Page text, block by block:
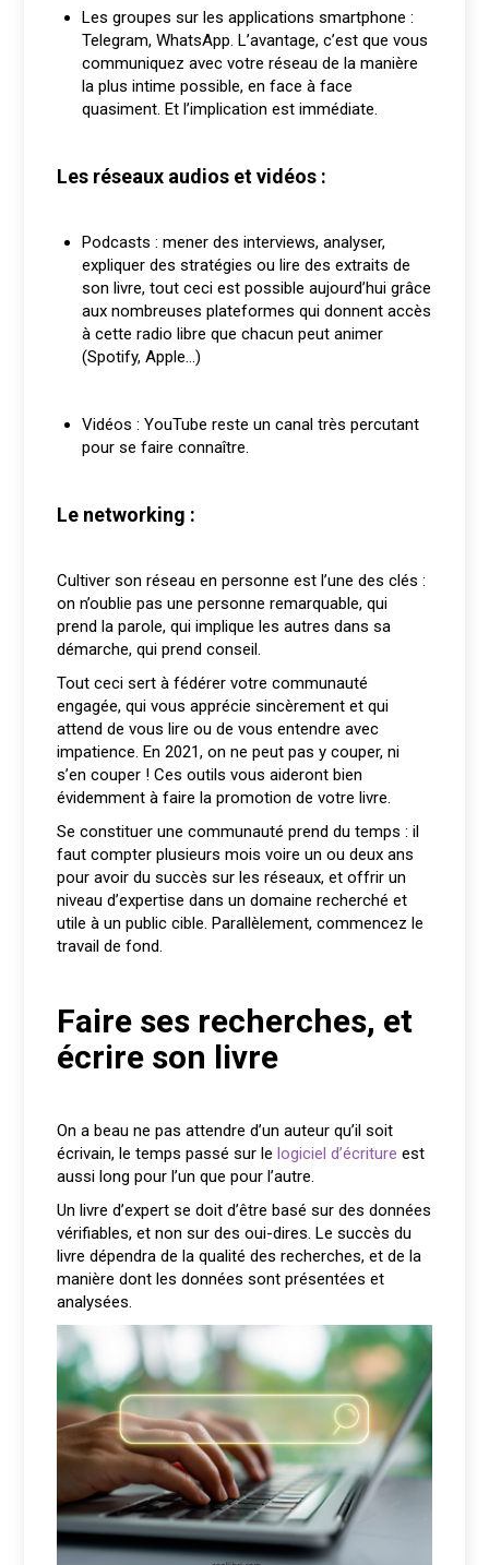
Les groupes sur les applications smartphone :
Telegram, WhatsApp. L’avantage, c’est que vous
communiquez avec votre réseau de la manière
la plus intime possible, en face à face
quasiment. Et l’implication est immédiate.
Les réseaux audios et vidéos :
Podcasts : mener des interviews, analyser,
expliquer des stratégies ou lire des extraits de
son livre, tout ceci est possible aujourd’hui grâce
aux nombreuses plateformes qui donnent accès
à cette radio libre que chacun peut animer
(Spotify, Apple…)
Vidéos : YouTube reste un canal très percutant
pour se faire connaître.
Le networking :
Cultiver son réseau en personne est l’une des clés :
on n’oublie pas une personne remarquable, qui
prend la parole, qui implique les autres dans sa
démarche, qui prend conseil.
Tout ceci sert à fédérer votre communauté
engagée, qui vous apprécie sincèrement et qui
attend de vous lire ou de vous entendre avec
impatience. En 2021, on ne peut pas y couper, ni
s’en couper ! Ces outils vous aideront bien
évidemment à faire la promotion de votre livre.
Se constituer une communauté prend du temps : il
faut compter plusieurs mois voire un ou deux ans
pour avoir du succès sur les réseaux, et offrir un
niveau d’expertise dans un domaine recherché et
utile à un public cible. Parallèlement, commencez le
travail de fond.
Faire ses recherches, et
écrire son livre
On a beau ne pas attendre d’un auteur qu’il soit
écrivain, le temps passé sur le logiciel d’écriture est
aussi long pour l’un que pour l’autre.
Un livre d’expert se doit d’être basé sur des données
vérifiables, et non sur des oui-dires. Le succès du
livre dépendra de la qualité des recherches, et de la
manière dont les données sont présentées et
analysées.